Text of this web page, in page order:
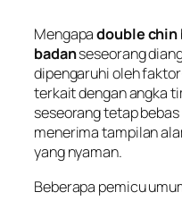
Mengapadouble chin
badanseseorang
dipengaruhi oleh
terkait dengan angka
seseorang tetap
menerima tampilan
yang nyaman.
Beberapa pemicu